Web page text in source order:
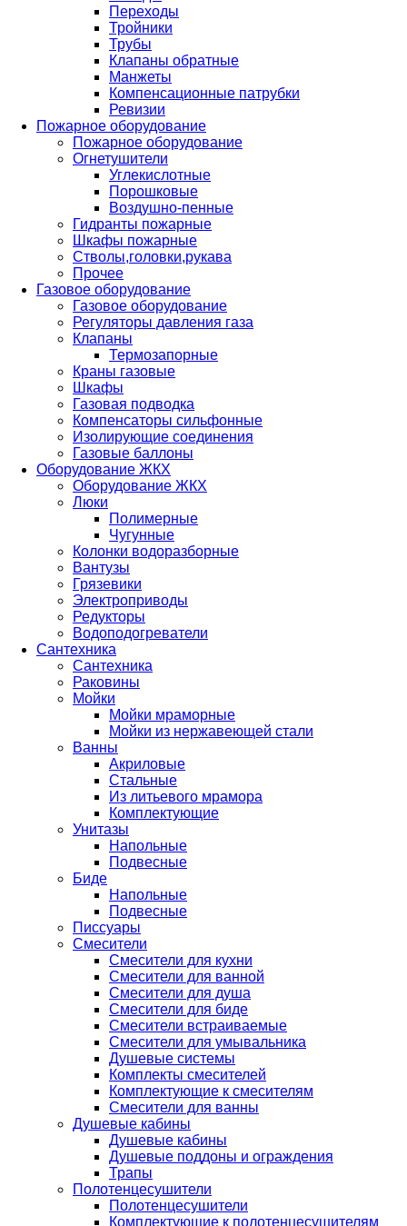
Переходы
Тройники
Трубы
Клапаны обратные
Манжеты
Компенсационные патрубки
Ревизии
Пожарное оборудование
Пожарное оборудование
Огнетушители
Углекислотные
Порошковые
Воздушно-пенные
Гидранты пожарные
Шкафы пожарные
Стволы,головки,рукава
Прочее
Газовое оборудование
Газовое оборудование
Регуляторы давления газа
Клапаны
Термозапорные
Краны газовые
Шкафы
Газовая подводка
Компенсаторы сильфонные
Изолирующие соединения
Газовые баллоны
Оборудование ЖКХ
Оборудование ЖКХ
Люки
Полимерные
Чугунные
Колонки водоразборные
Вантузы
Грязевики
Электроприводы
Редукторы
Водоподогреватели
Сантехника
Сантехника
Раковины
Мойки
Мойки мраморные
Мойки из нержавеющей стали
Ванны
Акриловые
Стальные
Из литьевого мрамора
Комплектующие
Унитазы
Напольные
Подвесные
Биде
Напольные
Подвесные
Писсуары
Смесители
Смесители для кухни
Смесители для ванной
Смесители для душа
Смесители для биде
Смесители встраиваемые
Смесители для умывальника
Душевые системы
Комплекты смесителей
Комплектующие к смесителям
Смесители для ванны
Душевые кабины
Душевые кабины
Душевые поддоны и ограждения
Трапы
Полотенцесушители
Полотенцесушители
Комплектующие к полотенцесушителям